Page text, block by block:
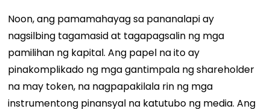
Noon, ang pamamahayag sa pananalapi ay
nagsilbing tagamasid at tagapagsalin ng mga
pamilihan ng kapital. Ang papel na ito ay
pinakomplikado ng mga gantimpala ng shareholder
na may token, na nagpapakilala rin ng mga
instrumentong pinansyal na katutubo ng media. Ang